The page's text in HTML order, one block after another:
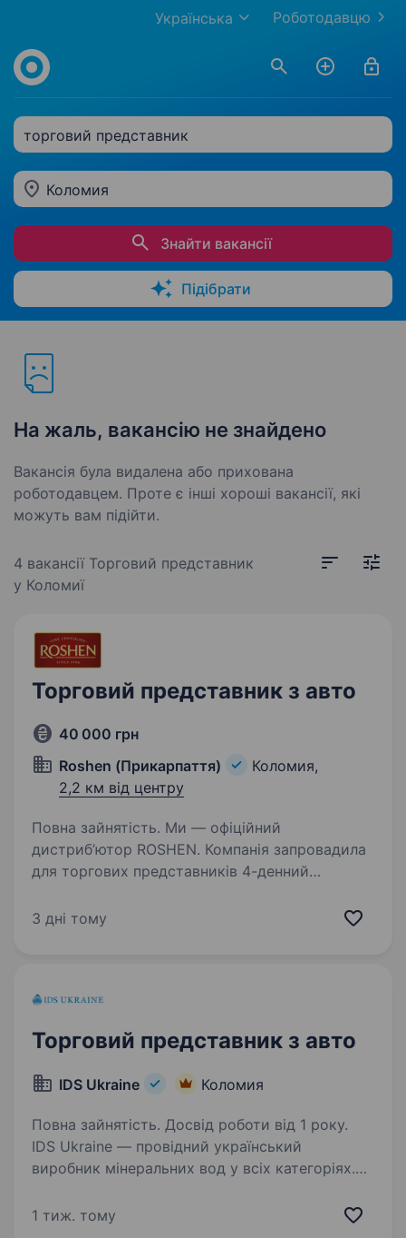
Роботодавцю
Українська
торговий представник
Коломия
Знайти вакансії
Підібрати
На жаль, вакансію не знайдено
Вакансія була видалена або прихована
роботодавцем. Проте є інші хороші вакансії, які
можуть вам підійти.
4 вакансії Торговий представник
у Коломиї
Торговий представник з авто
40 000 грн
Roshen (Прикарпаття)
Коломия,
2,2 км від центру
Повна зайнятість. Ми — офіційний
дистриб’ютор ROSHEN. Компанія запровадила
для торгових представників 4-денний
рівень заробітної плати та ефективність
3 дні тому
Торговий представник з авто
IDS Ukraine Коломия
Повна зайнятість. Досвід роботи від 1 року.
IDS Ukraine — провідний український
виробник мінеральних вод у всіх категоріях.
популярних мінеральних вод, які
1 тиж. тому